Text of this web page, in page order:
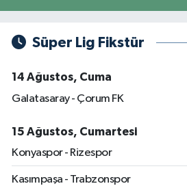
Süper Lig Fikstür
14 Ağustos, Cuma
Galatasaray - Çorum FK
15 Ağustos, Cumartesi
Konyaspor - Rizespor
Kasımpaşa - Trabzonspor